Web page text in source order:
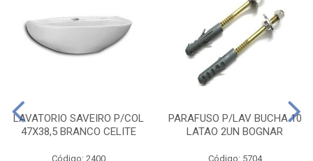
LAVATORIO SAVEIRO P/COL
47X38,5 BRANCO CELITE
Código: 2400
PARAFUSO P/LAV BUCHA 10
LATAO 2UN BOGNAR
Código: 5704